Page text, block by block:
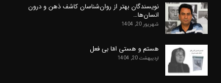
نویسندگان بهتر از روان‌شناسان کاشف ذهن و درون
انسان‌ها…
شهریور 20, 1404
هستم و هستی امّا بی فعل
اردیبهشت 20, 1404